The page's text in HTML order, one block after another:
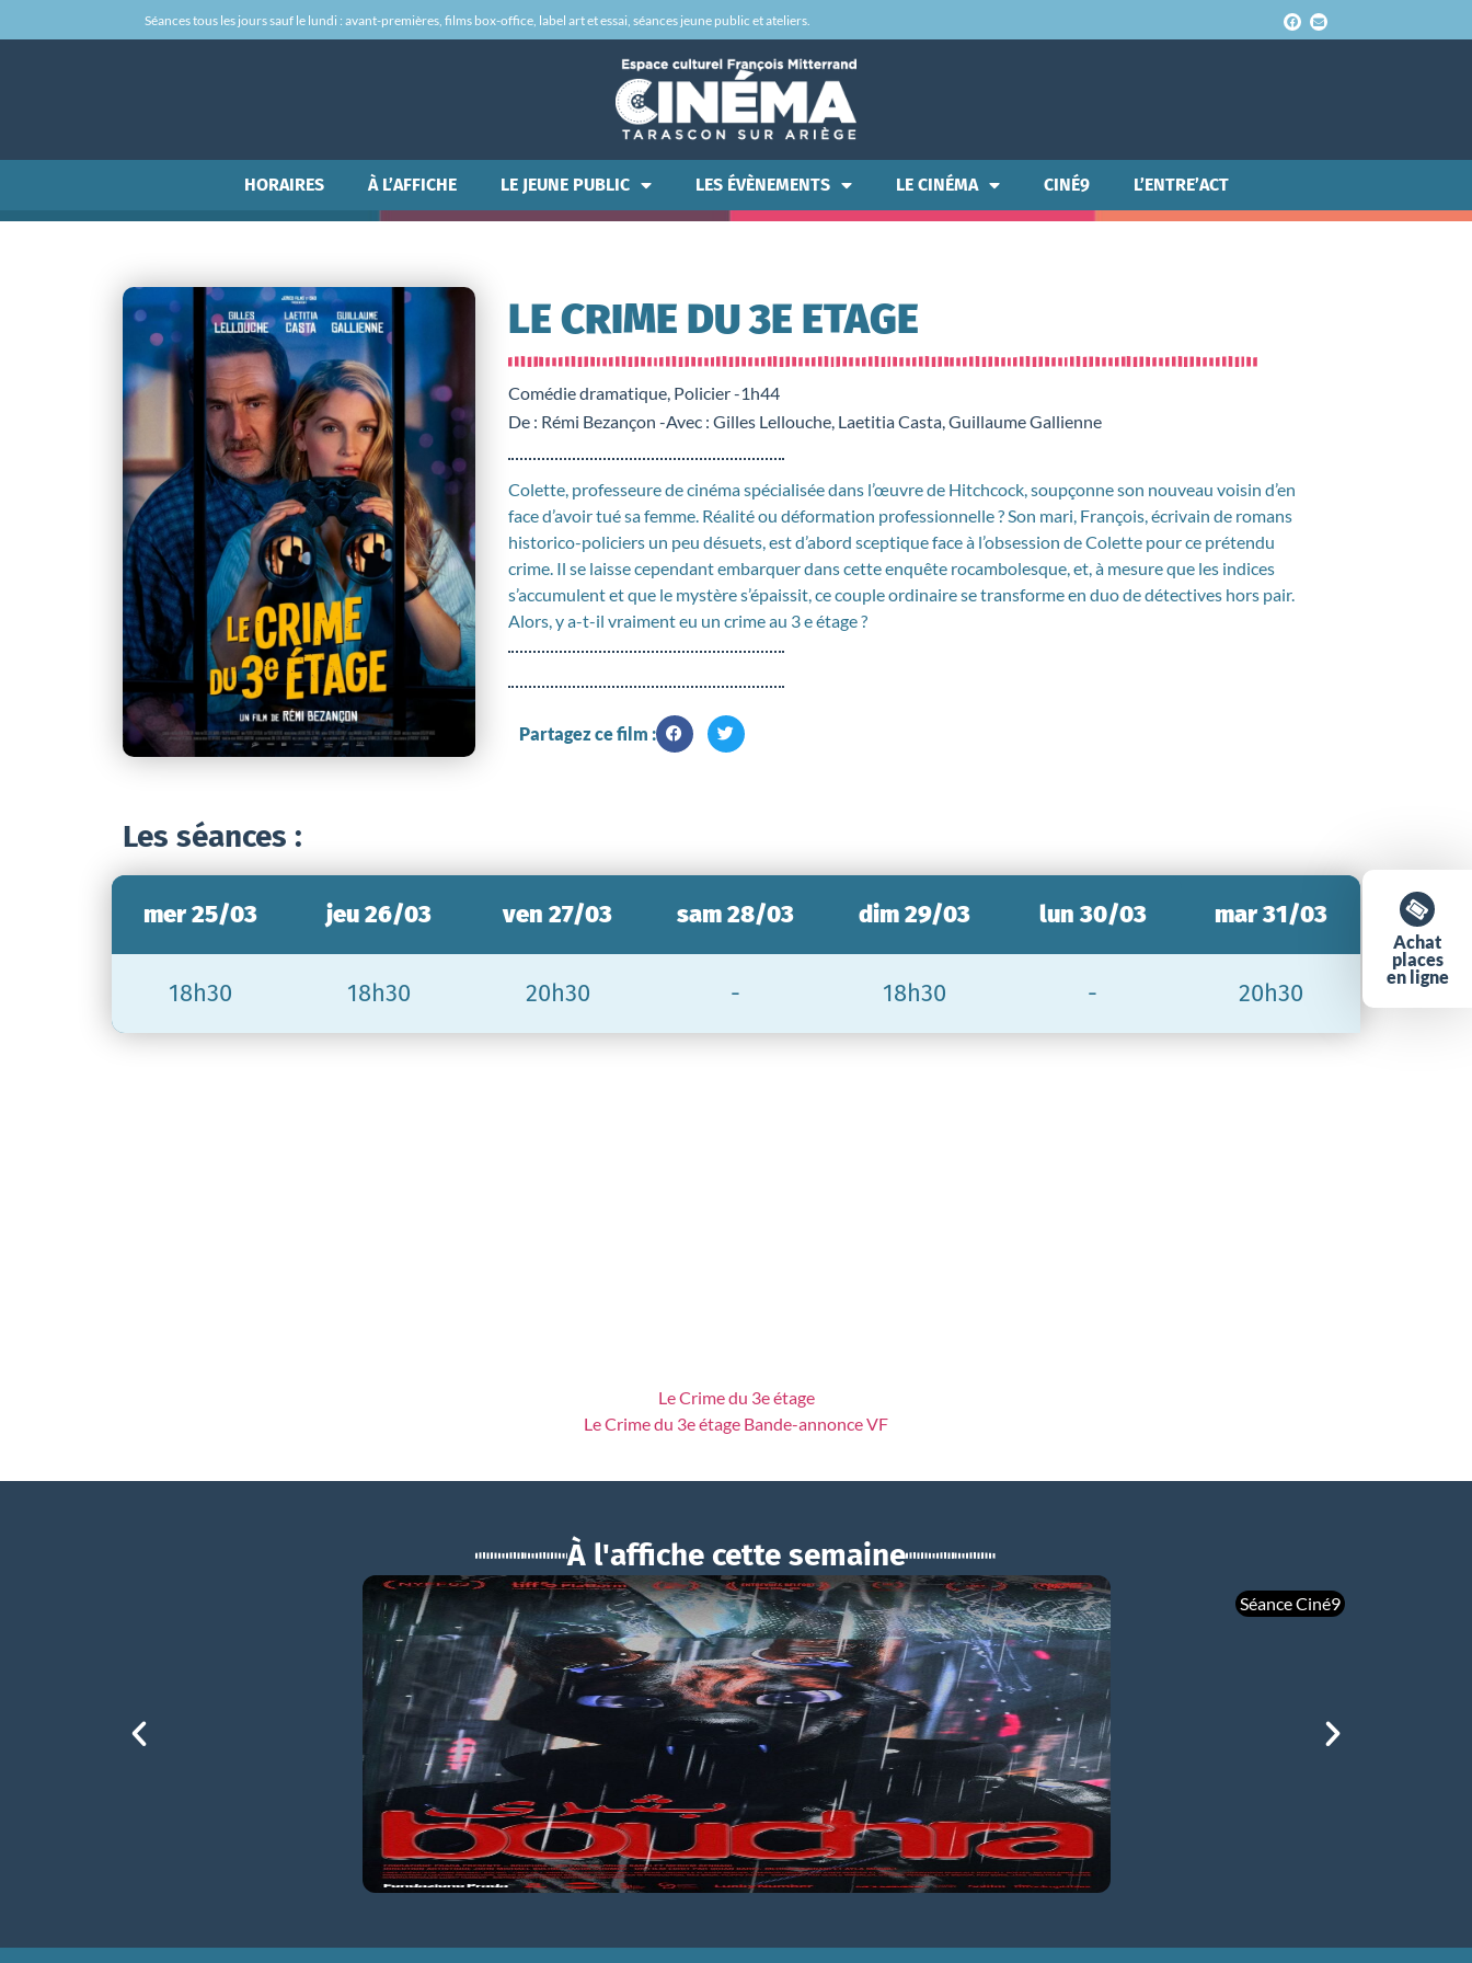
Séances tous les jours sauf le lundi : avant-premières, films box-office, label art et essai, séances jeune public et ateliers.
HORAIRES À L’AFFICHE LE JEUNE PUBLIC LES ÉVÈNEMENTS LE CINÉMA CINÉ9 L’ENTRE’ACT
LE CRIME DU 3E ETAGE
Comédie dramatique, Policier -1h44
De : Rémi Bezançon -Avec : Gilles Lellouche, Laetitia Casta, Guillaume Gallienne
Colette, professeure de cinéma spécialisée dans l’œuvre de Hitchcock, soupçonne son nouveau voisin d’en
face d’avoir tué sa femme. Réalité ou déformation professionnelle ? Son mari, François, écrivain de romans
historico-policiers un peu désuets, est d’abord sceptique face à l’obsession de Colette pour ce prétendu
crime. Il se laisse cependant embarquer dans cette enquête rocambolesque, et, à mesure que les indices
s’accumulent et que le mystère s’épaissit, ce couple ordinaire se transforme en duo de détectives hors pair.
Alors, y a-t-il vraiment eu un crime au 3 e étage ?
Partagez ce film :
Les séances :
Achat
places
en ligne
mer 25/03
18h30
jeu 26/03
18h30
ven 27/03
20h30
sam 28/03
-
dim 29/03
18h30
lun 30/03
-
mar 31/03
20h30
Le Crime du 3e étage
Le Crime du 3e étage Bande-annonce VF
À l'affiche cette semaine
Séance Ciné9
BOUCHRA
mer 05/08
21h00